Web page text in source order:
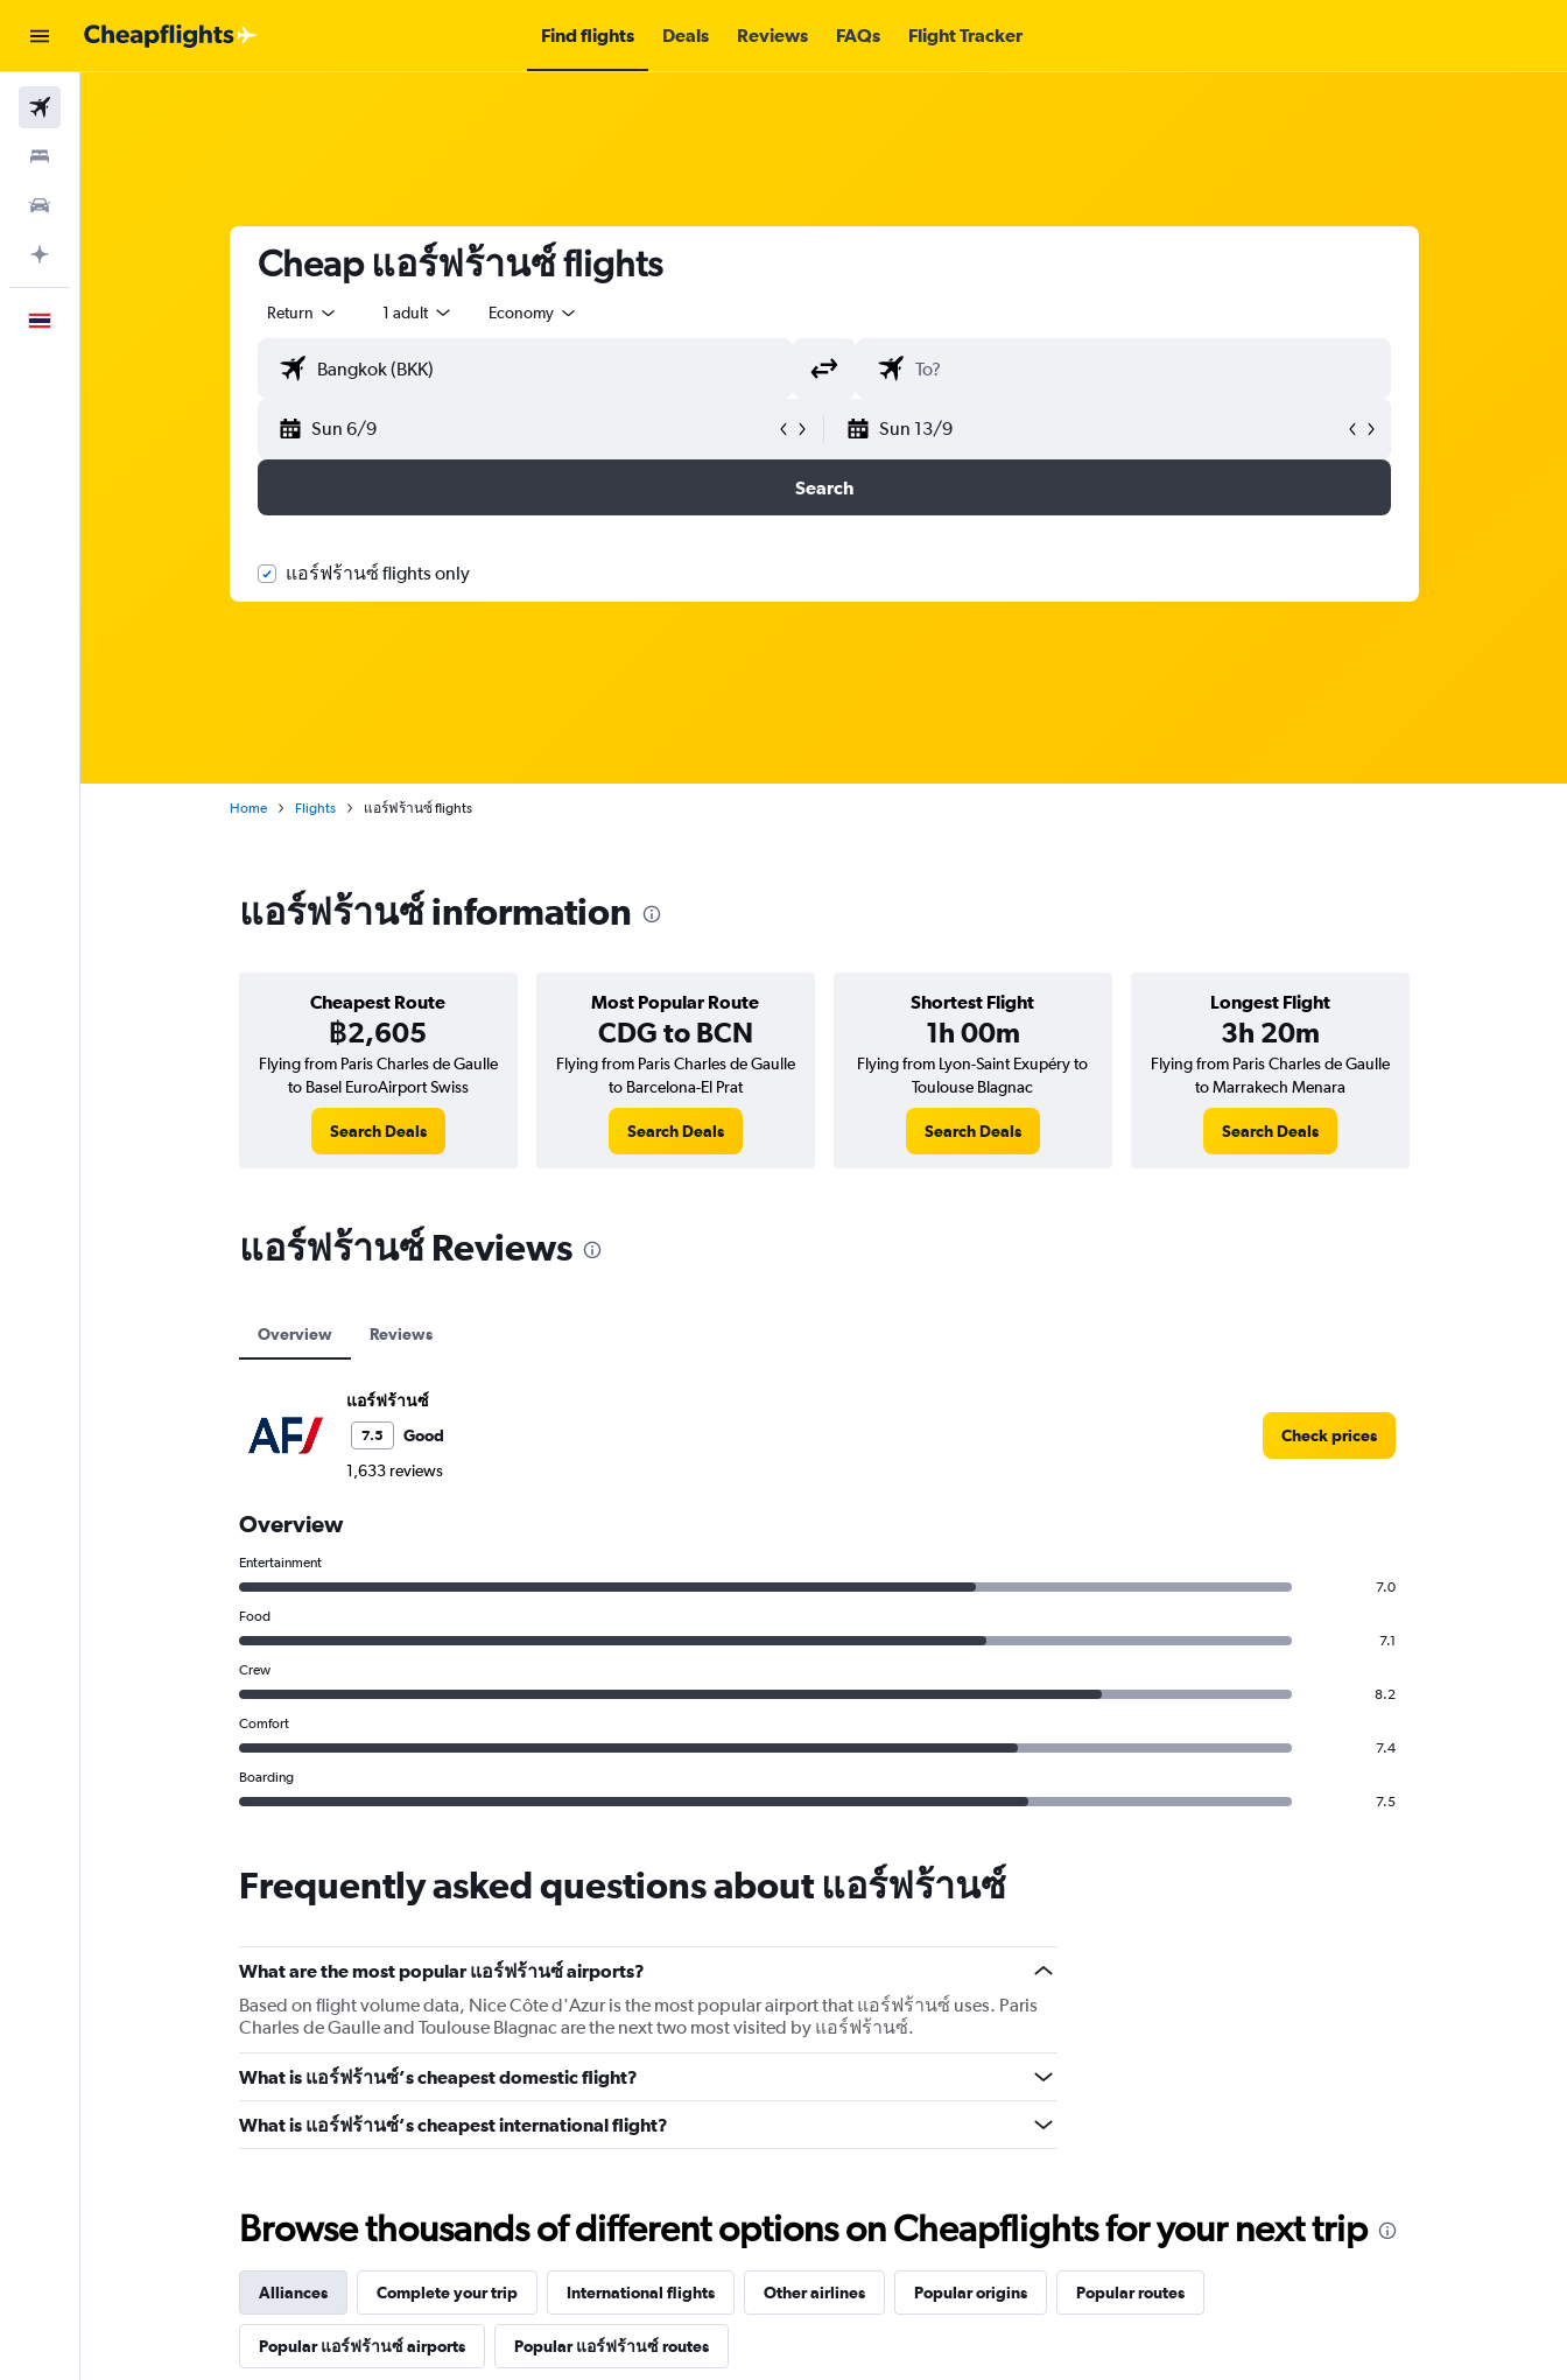
Find flights Deals Reviews FAQs Flight Tracker
Cheap แอร์ฟร้านซ์ flights
Return 1 adult Economy
Sun 6/9 Sun 13/9
Search
แอร์ฟร้านซ์ flights only
Home Flights แอร์ฟร้านซ์ flights
แอร์ฟร้านซ์ information
Cheapest Route
฿2,605
Most Popular Route
CDG to BCN
Shortest Flight
1h 00m
Longest Flight
3h 20m
Flying from Paris Charles de Gaulle
to Basel EuroAirport Swiss
Search Deals
Flying from Paris Charles de Gaulle
to Barcelona-El Prat
Search Deals
Flying from Lyon-Saint Exupéry to
Toulouse Blagnac
Search Deals
Flying from Paris Charles de Gaulle
to Marrakech Menara
Search Deals
แอร์ฟร้านซ์ Reviews
Overview Reviews
แอร์ฟร้านซ์
7.5
Good
1,633 reviews
Check prices
Overview
Entertainment
7.0
Food
7.1
Crew
8.2
Comfort
7.4
Boarding
7.5
Frequently asked questions about แอร์ฟร้านซ์
What are the most popular แอร์ฟร้านซ์ airports?
Based on flight volume data, Nice Côte d'Azur is the most popular airport that แอร์ฟร้านซ์ uses. Paris
Charles de Gaulle and Toulouse Blagnac are the next two most visited by แอร์ฟร้านซ์.
What is แอร์ฟร้านซ์’s cheapest domestic flight?
What is แอร์ฟร้านซ์’s cheapest international flight?
Browse thousands of different options on Cheapflights for your next trip
Alliances Complete your trip International flights Other airlines Popular origins Popular routes
Popular แอร์ฟร้านซ์ airports Popular แอร์ฟร้านซ์ routes